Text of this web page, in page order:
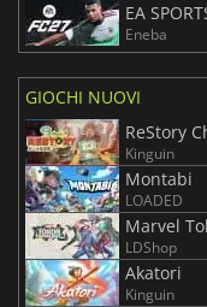
EA
Eneba
GIOCHI NUOVI
ReStory
Kinguin
Montabi
LOADED
Marvel
LDShop
Akatori
Kinguin